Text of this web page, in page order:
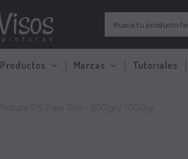
Productos Marcas Tutoriales